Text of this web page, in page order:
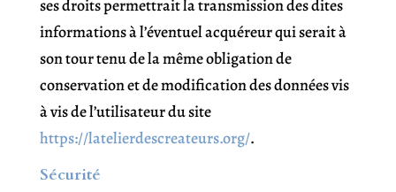
ses droits permettrait la transmission des dites
informations à l’éventuel acquéreur qui serait à
son tour tenu de la même obligation de
conservation et de modification des données vis
à vis de l’utilisateur du site
https://latelierdescreateurs.org/.
Sécurité